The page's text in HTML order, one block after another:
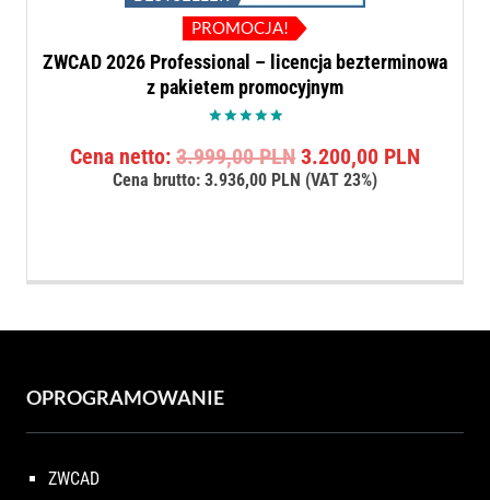
PROMOCJA!
ZWCAD 2026 Professional – licencja bezterminowa
z pakietem promocyjnym
5.00
na 5
Cena netto:3.999,00PLN Pierwotna
cena
3.200,00 PLN
Cena brutto:3.936,00 PLN (VAT 23%)
OPROGRAMOWANIE
ZWCAD